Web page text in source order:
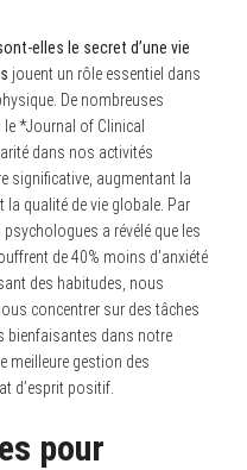
elles le secret d’une vie
jouent un rôle essentiel dans
De nombreuses
*Journal of Clinical
dans nos activités
significative, augmentant la
la qualité de vie globale. Par
psychologues a révélé que les
de 40% moins d’anxiété
des habitudes, nous
concentrer sur des tâches
bienfaisantes dans notre
meilleure gestion des
d’esprit positif.
pour